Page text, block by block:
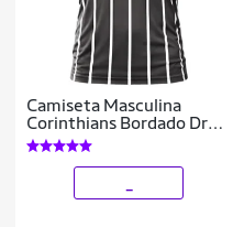
Camiseta Masculina
Corinthians Bordado Dry
Raglan